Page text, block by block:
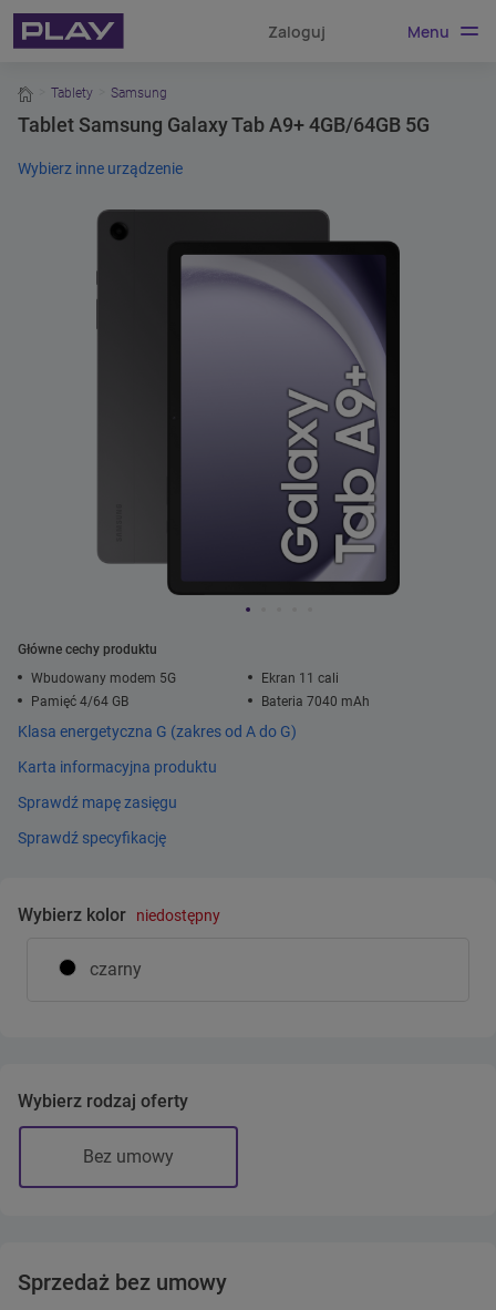
Zaloguj Menu
home
Tablety Samsung
Tablet Samsung Galaxy Tab A9+ 4GB/64GB 5G
Wybierz inne urządzenie
Główne cechy produktu
Wbudowany modem 5G
Ekran 11 cali
Pamięć 4/64 GB
Bateria 7040 mAh
Klasa energetyczna G (zakres od A do G)
Karta informacyjna produktu
Sprawdź mapę zasięgu
Sprawdź specyfikację
Wybierz kolor niedostępny
czarny
Wybierz rodzaj oferty
Bez umowy
Sprzedaż bez umowy